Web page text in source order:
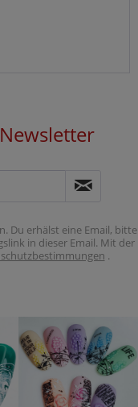
Du erhälst eine Email, bitte
in dieser Email. Mit der
.